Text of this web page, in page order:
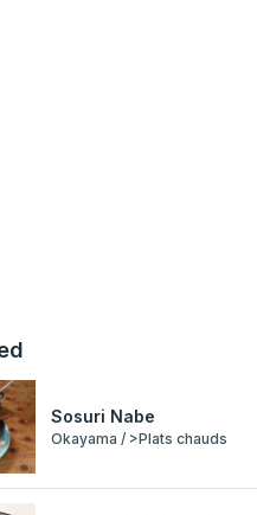
Sosuri Nabe
Okayama / >Plats chauds